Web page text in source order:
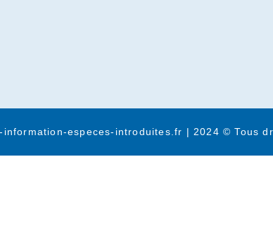
information-especes-introduites.fr | 2024 © Tous